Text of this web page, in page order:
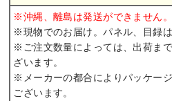
※沖縄、離島は発送ができません
※現物でのお届け。パネル、目録は
※ご注文数量によっては、出荷ま
ざいます。
※メーカーの都合によりパッケー
ございます。